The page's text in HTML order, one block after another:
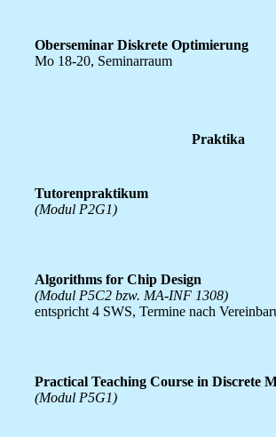
Oberseminar Diskrete Optimierung
Mo 18-20, Seminarraum
Praktika
Tutorenpraktikum
(Modul P2G1)
Algorithms for Chip Design
(Modul P5C2 bzw. MA-INF 1308)
entspricht 4 SWS, Termine nach
Practical Teaching Course in Discrete
(Modul P5G1)